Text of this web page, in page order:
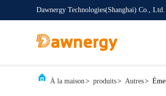
Dawnergy Technologies(Shanghai) Co., Ltd.
À la maison> produits> Autres>